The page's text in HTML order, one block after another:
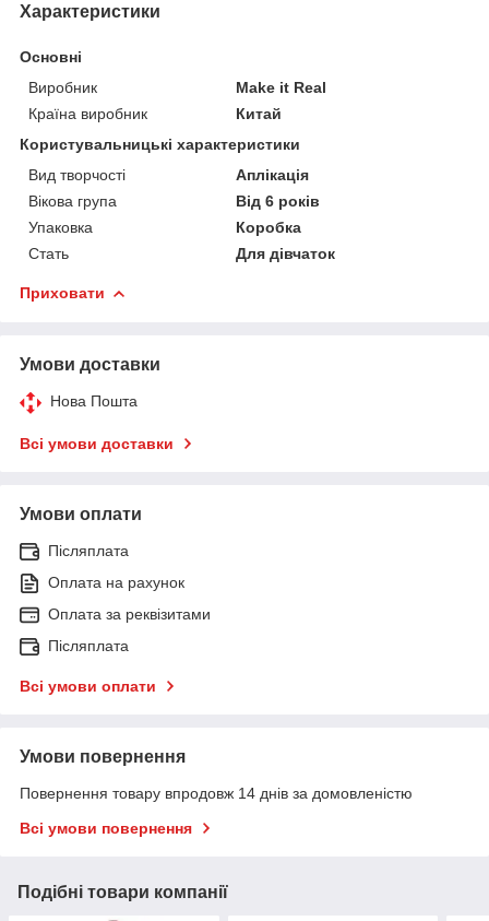
Характеристики
Основні
Виробник
Make it Real
Країна виробник
Китай
Користувальницькі характеристики
Вид творчості
Аплікація
Вікова група
Від 6 років
Упаковка
Коробка
Стать
Для дівчаток
Приховати
Умови доставки
Нова Пошта
Всі умови доставки
Умови оплати
Післяплата
Оплата на рахунок
Оплата за реквізитами
Післяплата
Всі умови оплати
Умови повернення
Повернення товару впродовж 14 днів за домовленістю
Всі умови повернення
Подібні товари компанії